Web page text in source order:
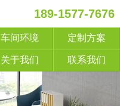
189-1577-7676
车间环境 定制方案
关于我们 联系我们